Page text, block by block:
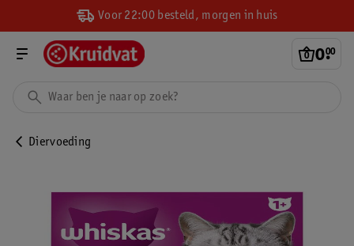
Voor 22:00 besteld, morgen in huis
0.
00
Diervoeding